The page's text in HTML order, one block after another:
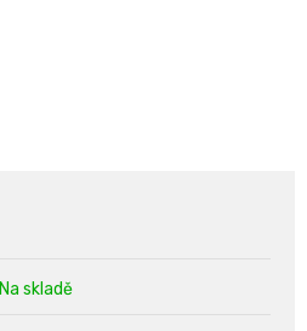
Na skladě